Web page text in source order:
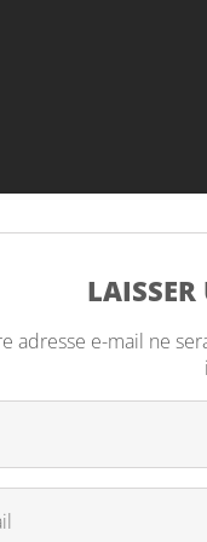
adresse e-mail ne